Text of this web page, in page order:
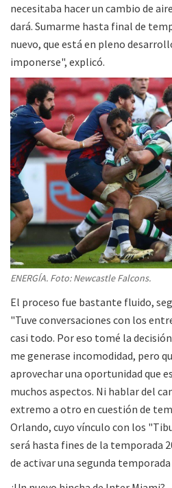
necesitaba hacer un cambio de
dará. Sumarme hasta final de
nuevo, que está en pleno
imponerse", explicó.
ENERGÍA. Foto: Newcastle Falcons.
El proceso fue bastante fluido,
"Tuve conversaciones con los
casi todo. Por eso tomé la
me generase incomodidad, pero
aprovechar una oportunidad que
muchos aspectos. Ni hablar del
extremo a otro en cuestión de
Orlando, cuyo vínculo con los
será hasta fines de la temporada
de activar una segunda